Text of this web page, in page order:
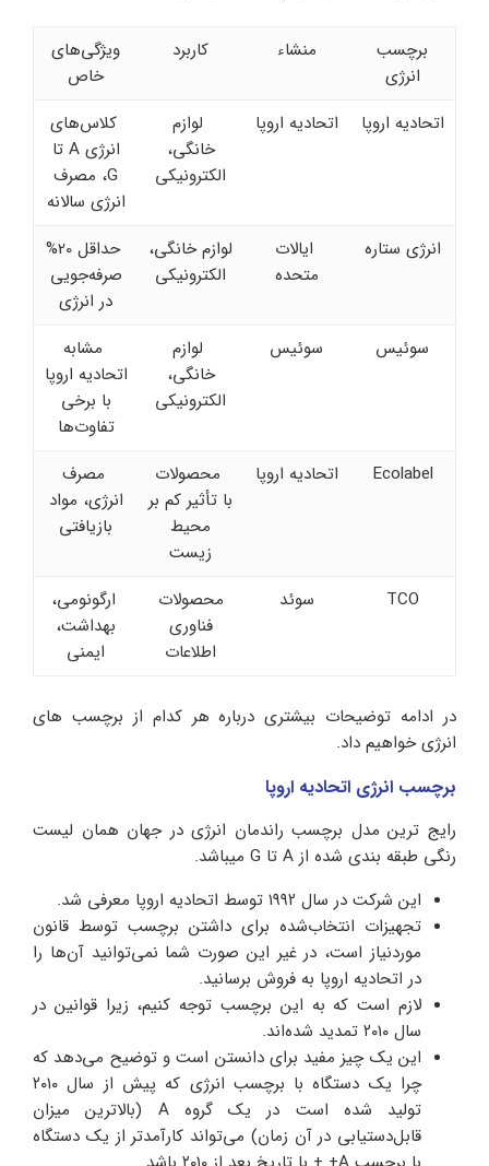
برچسب
انرژی
منشاء کاربرد
ویژگی‌های
خاص
اتحادیه اروپا
اتحادیه اروپا
لوازم
خانگی،
الکترونیکی
کلاس‌های
انرژی A تا
G، مصرف
انرژی سالانه
انرژی ستاره
ایالات
متحده
لوازم خانگی،
الکترونیکی
حداقل 20%
صرفه‌جویی
در انرژی
سوئیس
سوئیس
لوازم
خانگی،
الکترونیکی
مشابه
اتحادیه اروپا
با برخی
تفاوت‌ها
Ecolabel
اتحادیه اروپا
محصولات
با تأثیر کم بر
محیط
زیست
مصرف
انرژی، مواد
بازیافتی
TCO سوئد
محصولات
فناوری
اطلاعات
ارگونومی،
بهداشت،
ایمنی
در ادامه توضیحات بیشتری درباره هر کدام از برچسب های
انرژی خواهیم داد.
برچسب انرژی اتحادیه اروپا
رایج ترین مدل برچسب راندمان انرژی در جهان همان لیست
رنگی طبقه بندی شده از A تا G میباشد.
این شرکت در سال ۱۹۹۲ توسط اتحادیه اروپا معرفی شد.
تجهیزات انتخاب‌شده برای داشتن برچسب توسط قانون
موردنیاز است، در غیر این صورت شما نمی‌توانید آن‌ها را
در اتحادیه اروپا به فروش برسانید.
لازم است که به این برچسب توجه کنیم، زیرا قوانین در
سال ۲۰۱۰ تمدید شده‌اند.
این یک چیز مفید برای دانستن است و توضیح می‌دهد که
چرا یک دستگاه با برچسب انرژی که پیش از سال ۲۰۱۰
تولید شده است در یک گروه A (بالاترین میزان
قابل‌دستیابی در آن زمان) می‌تواند کارآمدتر از یک دستگاه